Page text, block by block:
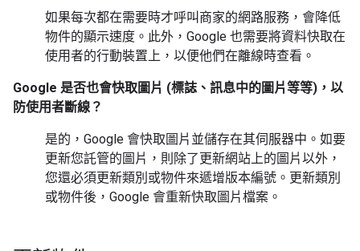
如果每次都在需要時才呼叫商家的網路服務，會降低
物件的顯示速度。此外，Google 也需要將資料快取在
使用者的行動裝置上，以便他們在離線時查看。
Google 是否也會快取圖片 (標誌、訊息中的圖片等等)，以
防使用者斷線？
是的，Google 會快取圖片並儲存在其伺服器中。如要
更新您託管的圖片，則除了更新網站上的圖片以外，
您還必須更新類別或物件來遞增版本編號。更新類別
或物件後，Google 會重新快取圖片檔案。